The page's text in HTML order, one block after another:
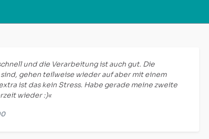
und die Verarbeitung ist auch gut. Die
gehen teilweise wieder auf aber mit einem
ist das kein Stress. Habe gerade meine zweite
wieder :)«